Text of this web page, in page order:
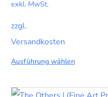
exkl. MwSt.
zzgl.
Versandkosten
Ausführung wählen